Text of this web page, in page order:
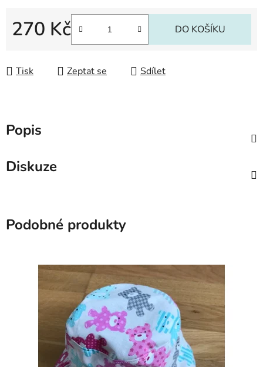
270 Kč DO KOŠÍKU
Tisk Zeptat se Sdílet
Popis
Diskuze
Podobné produkty